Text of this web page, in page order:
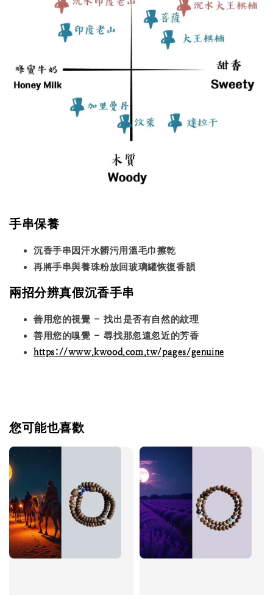
手串保養
沉香手串因汗水髒污用溫毛巾擦乾
再將手串與養珠粉放回玻璃罐恢復香韻
兩招分辨真假沉香手串
善用您的視覺 - 找出是否有自然的紋理
善用您的嗅覺 - 尋找那忽遠忽近的芳香
https://www.kwood.com.tw/pages/genuine
您可能也喜歡